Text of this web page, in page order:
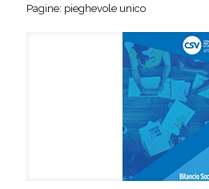
Pagine: pieghevole unico